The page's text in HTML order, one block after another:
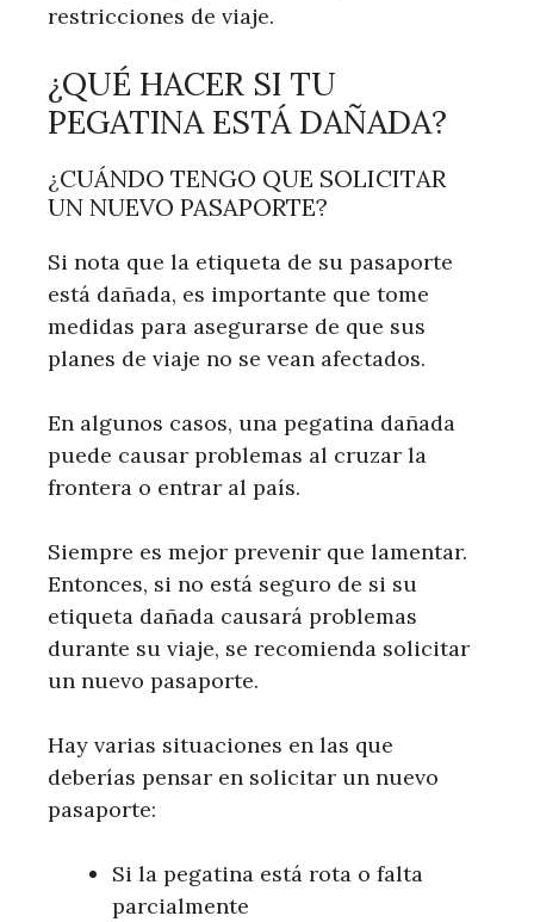
restricciones de viaje.
¿QUÉ HACER SI TU
PEGATINA ESTÁ DAÑADA?
¿CUÁNDO TENGO QUE SOLICITAR
UN NUEVO PASAPORTE?
Si nota que la etiqueta de su pasaporte
está dañada, es importante que tome
medidas para asegurarse de que sus
planes de viaje no se vean afectados.
En algunos casos, una pegatina dañada
puede causar problemas al cruzar la
frontera o entrar al país.
Siempre es mejor prevenir que lamentar.
Entonces, si no está seguro de si su
etiqueta dañada causará problemas
durante su viaje, se recomienda solicitar
un nuevo pasaporte.
Hay varias situaciones en las que
deberías pensar en solicitar un nuevo
pasaporte:
Si la pegatina está rota o falta
parcialmente